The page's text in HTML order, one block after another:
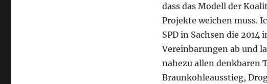
dass das Modell der
Projekte weichen muss.
SPD in Sachsen die
Vereinbarungen ab und
nahezu allen denkbaren
Braunkohleausstieg,